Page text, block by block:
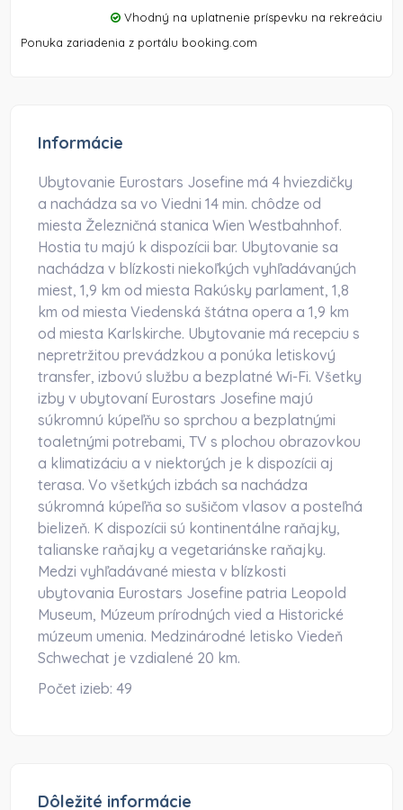
Vhodný na uplatnenie príspevku na rekreáciu
Ponuka zariadenia z portálu booking.com
Informácie
Ubytovanie Eurostars Josefine má 4 hviezdičky
a nachádza sa vo Viedni 14 min. chôdze od
miesta Železničná stanica Wien Westbahnhof.
Hostia tu majú k dispozícii bar. Ubytovanie sa
nachádza v blízkosti niekoľkých vyhľadávaných
miest, 1,9 km od miesta Rakúsky parlament, 1,8
km od miesta Viedenská štátna opera a 1,9 km
od miesta Karlskirche. Ubytovanie má recepciu s
nepretržitou prevádzkou a ponúka letiskový
transfer, izbovú službu a bezplatné Wi-Fi. Všetky
izby v ubytovaní Eurostars Josefine majú
súkromnú kúpeľňu so sprchou a bezplatnými
toaletnými potrebami, TV s plochou obrazovkou
a klimatizáciu a v niektorých je k dispozícii aj
terasa. Vo všetkých izbách sa nachádza
súkromná kúpeľňa so sušičom vlasov a posteľná
bielizeň. K dispozícii sú kontinentálne raňajky,
talianske raňajky a vegetariánske raňajky.
Medzi vyhľadávané miesta v blízkosti
ubytovania Eurostars Josefine patria Leopold
Museum, Múzeum prírodných vied a Historické
múzeum umenia. Medzinárodné letisko Viedeň
Schwechat je vzdialené 20 km.
Počet izieb:49
Dôležité informácie